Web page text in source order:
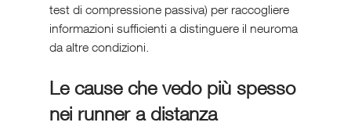
test di compressione passiva) per raccogliere
informazioni sufficienti a distinguere il neuroma
da altre condizioni.
Le cause che vedo più spesso
nei runner a distanza